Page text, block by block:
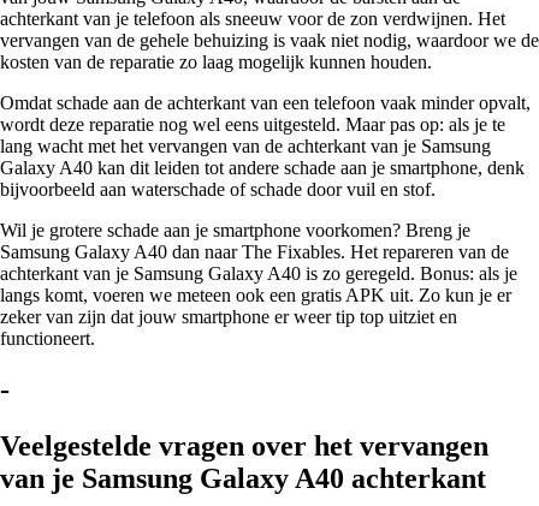
achterkant van je telefoon als sneeuw voor de zon verdwijnen. Het
vervangen van de gehele behuizing is vaak niet nodig, waardoor we de
kosten van de reparatie zo laag mogelijk kunnen houden.
Omdat schade aan de achterkant van een telefoon vaak minder opvalt,
wordt deze reparatie nog wel eens uitgesteld. Maar pas op: als je te
lang wacht met het vervangen van de achterkant van je Samsung
Galaxy A40 kan dit leiden tot andere schade aan je smartphone, denk
bijvoorbeeld aan waterschade of schade door vuil en stof.
Wil je grotere schade aan je smartphone voorkomen? Breng je
Samsung Galaxy A40 dan naar The Fixables. Het repareren van de
achterkant van je Samsung Galaxy A40 is zo geregeld. Bonus: als je
langs komt, voeren we meteen ook een gratis APK uit. Zo kun je er
zeker van zijn dat jouw smartphone er weer tip top uitziet en
functioneert.
-
Veelgestelde vragen over het vervangen
van je Samsung Galaxy A40 achterkant